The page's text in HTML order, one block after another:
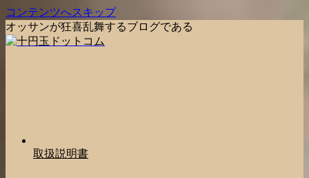
コンテンツへスキップ
オッサンが狂喜乱舞するブログである
取扱説明書